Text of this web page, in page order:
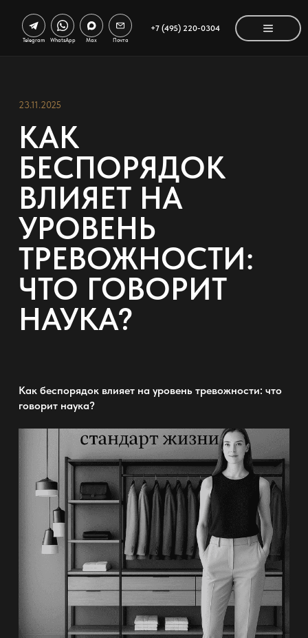
+7 (495) 220-0304
Telegram WhatsApp Max Почта
23.11.2025
КАК
БЕСПОРЯДОК
ВЛИЯЕТ НА
УРОВЕНЬ
ТРЕВОЖНОСТИ:
ЧТО ГОВОРИТ
НАУКА?
Как беспорядок влияет на уровень тревожности: что
говорит наука?